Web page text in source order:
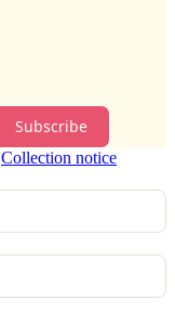
Subscribe
Collection notice